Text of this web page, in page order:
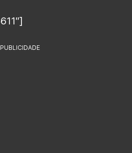
PUBLICIDADE